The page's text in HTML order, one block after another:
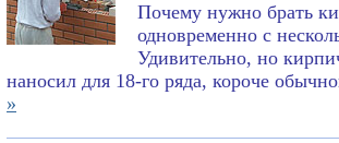
Почему нужно брать
одновременно с
Удивительно, но
наносил для 18-го ряда, короче
»